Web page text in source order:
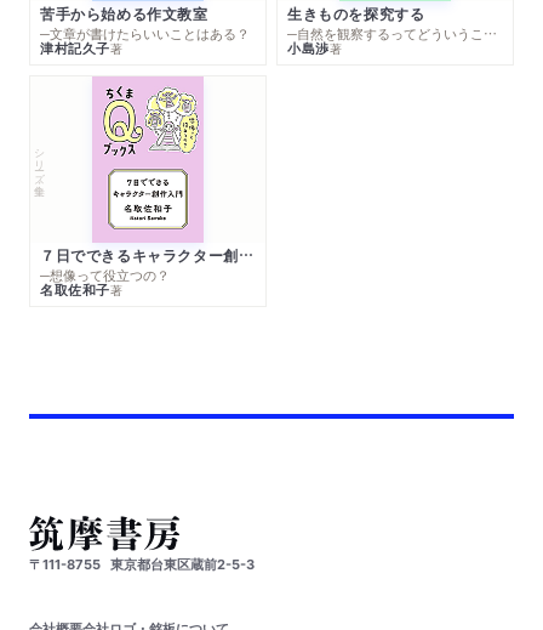
苦手から始める作文教室
─文章が書けたらいいことはある？
津村記久子著
生きものを探究する
─自然を観察するってどういうこと？
小島渉著
シリーズ・全集
７日でできるキャラクター創作入門
─想像って役立つの？
名取佐和子著
〒111-8755 東京都台東区蔵前2-5-3